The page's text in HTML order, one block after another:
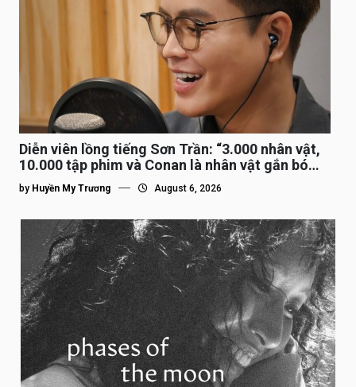
Diễn viên lồng tiếng Sơn Trần: “3.000 nhân vật,
10.000 tập phim và Conan là nhân vật gắn bó
lâu nhất”
by Huyền My Trương August 6, 2026